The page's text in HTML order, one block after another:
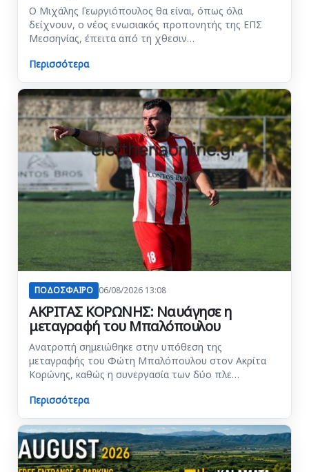
Ο Μιχάλης Γεωργιόπουλος θα είναι, όπως όλα
δείχνουν, ο νέος ενωσιακός προπονητής της ΕΠΣ
Μεσσηνίας, έπειτα από τη χθεσιν…
Περισσότερα
ΠΟΔΟΣΦΑΙΡΟ 06/08/2026 13:08
ΑΚΡΙΤΑΣ ΚΟΡΩΝΗΣ: Ναυάγησε η
μεταγραφή του Μπαλόπουλου
Ανατροπή σημειώθηκε στην υπόθεση της
μεταγραφής του Φώτη Μπαλόπουλου στον Ακρίτα
Κορώνης, καθώς η συνεργασία των δύο πλε…
Περισσότερα